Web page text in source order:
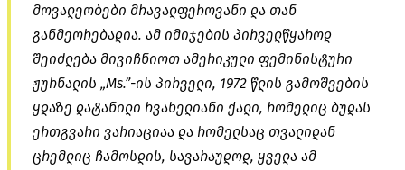
მოვალეობები მრავალფეროვანი და თან
განმეორებადია. ამ იმიჯების პირველწყაროდ
შეიძლება მივიჩნიოთ ამერიკული ფემინისტური
ჟურნალის „Ms.”-ის პირველი, 1972 წლის გამოშვების
ყდაზე დატანილი რვახელიანი ქალი, რომელიც ბუდას
ერთგვარი ვარიაციაა და რომელსაც თვალიდან
ცრემლიც ჩამოსდის, სავარაუდოდ, ყველა ამ